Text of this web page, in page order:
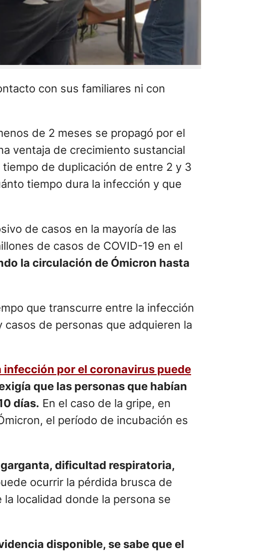
con sus familiares ni con
de 2 meses se propagó por el
ventaja de crecimiento sustancial
de duplicación de entre 2 y 3
tiempo dura la infección y que
de casos en la mayoría de las
de casos de COVID-19 en el
la circulación de Ómicron hasta
que transcurre entre la infección
de personas que adquieren la
por el coronavirus puede
que las personas que habían
días. En el caso de la gripe, en
el período de incubación es
garganta, dificultad respiratoria,
ocurrir la pérdida brusca de
localidad donde la persona se
disponible, se sabe que el